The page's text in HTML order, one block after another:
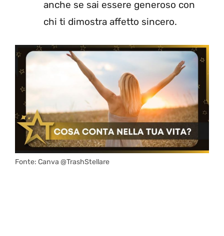
anche se sai essere generoso con
chi ti dimostra affetto sincero.
Fonte: Canva @TrashStellare